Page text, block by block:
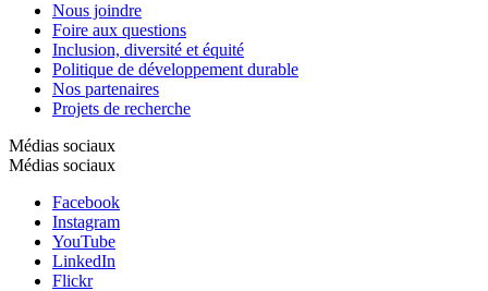
Nous joindre
Foire aux questions
Inclusion, diversité et équité
Politique de développement durable
Nos partenaires
Projets de recherche
Médias sociaux
Médias sociaux
Facebook
Instagram
YouTube
LinkedIn
Flickr